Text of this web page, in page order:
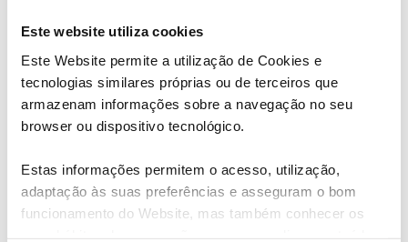
Este website utiliza cookies
Este Website permite a utilização de Cookies e
tecnologias similares próprias ou de terceiros que
armazenam informações sobre a navegação no seu
browser ou dispositivo tecnológico.
Estas informações permitem o acesso, utilização,
adaptação às suas preferências e asseguram o bom
funcionamento do Website, mas também conhecer os
“A McLaren confirmou esta tarde em Melbourne
Fórmula 1,” lia-se no comunicado da formação. "O
elemento da equipa foi testado e isolou-se assim
que começou a mostrar sintomase vai agora ser
acompanhado pelas autoridades médicas locais,”
esta eventualidade e está a dar apoio continuado ao
seu funcionário que vai agora iniciar um período de
quarentena. A equipa está a cooperar com as
autoridades locais relevantes para assistir na